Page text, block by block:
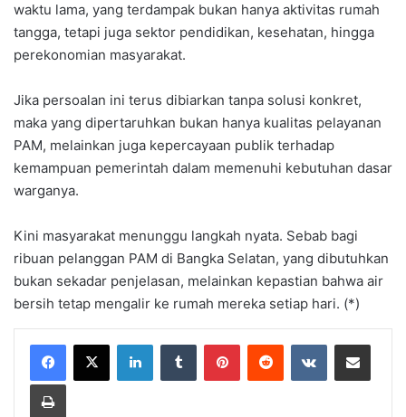
waktu lama, yang terdampak bukan hanya aktivitas rumah
tangga, tetapi juga sektor pendidikan, kesehatan, hingga
perekonomian masyarakat.
Jika persoalan ini terus dibiarkan tanpa solusi konkret,
maka yang dipertaruhkan bukan hanya kualitas pelayanan
PAM, melainkan juga kepercayaan publik terhadap
kemampuan pemerintah dalam memenuhi kebutuhan dasar
warganya.
Kini masyarakat menunggu langkah nyata. Sebab bagi
ribuan pelanggan PAM di Bangka Selatan, yang dibutuhkan
bukan sekadar penjelasan, melainkan kepastian bahwa air
bersih tetap mengalir ke rumah mereka setiap hari. (*)
LinkedInTumblr PinterestReddit VKontakteShare via Email
Print